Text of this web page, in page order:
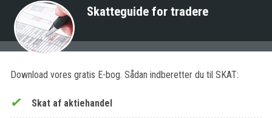
Skatteguide for tradere
Download vores gratis E-bog. Sådan indberetter du til SKAT:
Skat af aktiehandel